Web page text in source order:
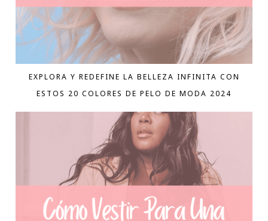
EXPLORA Y REDEFINE LA BELLEZA INFINITA CON
ESTOS 20 COLORES DE PELO DE MODA 2024